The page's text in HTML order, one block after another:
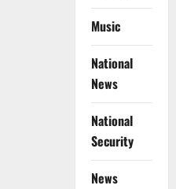
Music
National
News
National
Security
News